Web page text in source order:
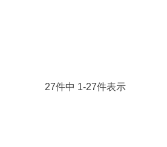
27件中 1-27件表示